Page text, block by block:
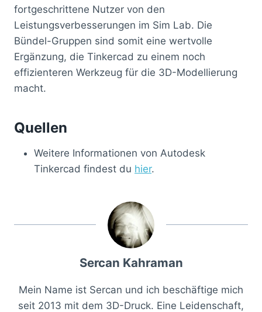
fortgeschrittene Nutzer von den
Leistungsverbesserungen im Sim Lab. Die
Bündel-Gruppen sind somit eine wertvolle
Ergänzung, die Tinkercad zu einem noch
effizienteren Werkzeug für die 3D-Modellierung
macht.
Quellen
Weitere Informationen von Autodesk
Tinkercad findest du hier.
Sercan Kahraman
Mein Name ist Sercan und ich beschäftige mich
seit 2013 mit dem 3D-Druck. Eine Leidenschaft,